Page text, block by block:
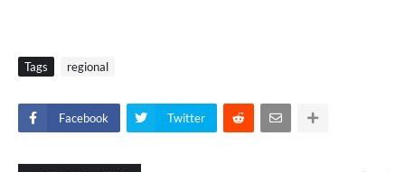
Tags regional
Facebook Twitter